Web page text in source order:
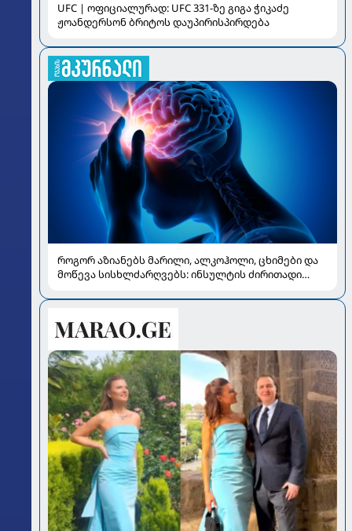
UFC | ოფიციალურად: UFC 331-ზე გიგა ჭიკაძე
ჟოანდერსონ ბრიტოს დაუპირისპირდება
როგორ აზიანებს მარილი, ალკოჰოლი, ცხიმები და
მოწევა სისხლძარღვებს: ინსულტის ძირითადი